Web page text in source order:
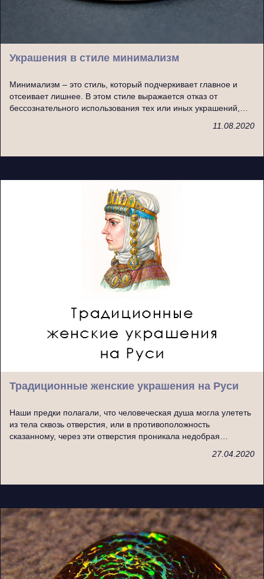
Украшения в стиле минимализм
Минимализм – это стиль, который подчеркивает главное и
отсеивает лишнее. В этом стиле выражается отказ от
бессознательного использования тех или иных украшений,…
11.08.2020
Традиционные женские украшения на Руси
Наши предки полагали, что человеческая душа могла улететь
из тела сквозь отверстия, или в противоположность
сказанному, через эти отверстия проникала недобрая…
27.04.2020